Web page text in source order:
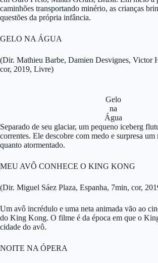
caminhões transportando minério, as crianças
questões da própria infância.
GELO NA ÁGUA
(Dir. Mathieu Barbe, Damien Desvignes, Victor
cor, 2019, Livre)
Gelo
na
Água
Separado de seu glaciar, um pequeno iceberg
correntes. Ele descobre com medo e surpresa
quanto atormentado.
MEU AVÔ CONHECE O KING KONG
(Dir. Miguel Sáez Plaza, Espanha, 7min, cor,
Um avô incrédulo e uma neta animada vão ao
do King Kong. O filme é da época em que o
cidade do avô.
NOITE NA ÓPERA